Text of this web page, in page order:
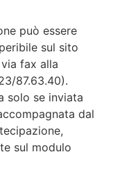
può essere
sul sito
fax alla
87.63.40).
solo se inviata
dal
sul modulo